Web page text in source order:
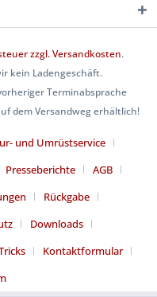
zzgl.Versandkosten.
kein Ladengeschäft.
Terminabsprache
dem Versandweg erhältlich!
und Umrüstservice
Presseberichte
AGB
Rückgabe
Downloads
Kontaktformular